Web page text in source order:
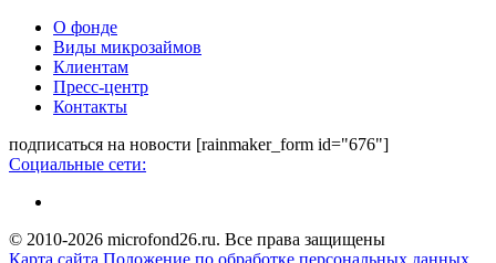
О фонде
Виды микрозаймов
Клиентам
Пресс-центр
Контакты
подписаться на новости [rainmaker_form id="676"]
Социальные сети:
© 2010-2026 microfond26.ru. Все права защищены
Карта сайта Положение по обработке персональных данных